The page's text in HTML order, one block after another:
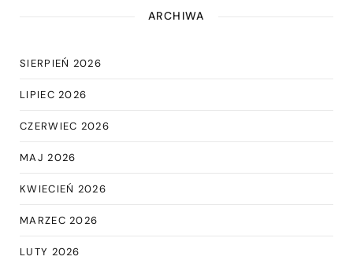
ARCHIWA
SIERPIEŃ 2026
LIPIEC 2026
CZERWIEC 2026
MAJ 2026
KWIECIEŃ 2026
MARZEC 2026
LUTY 2026